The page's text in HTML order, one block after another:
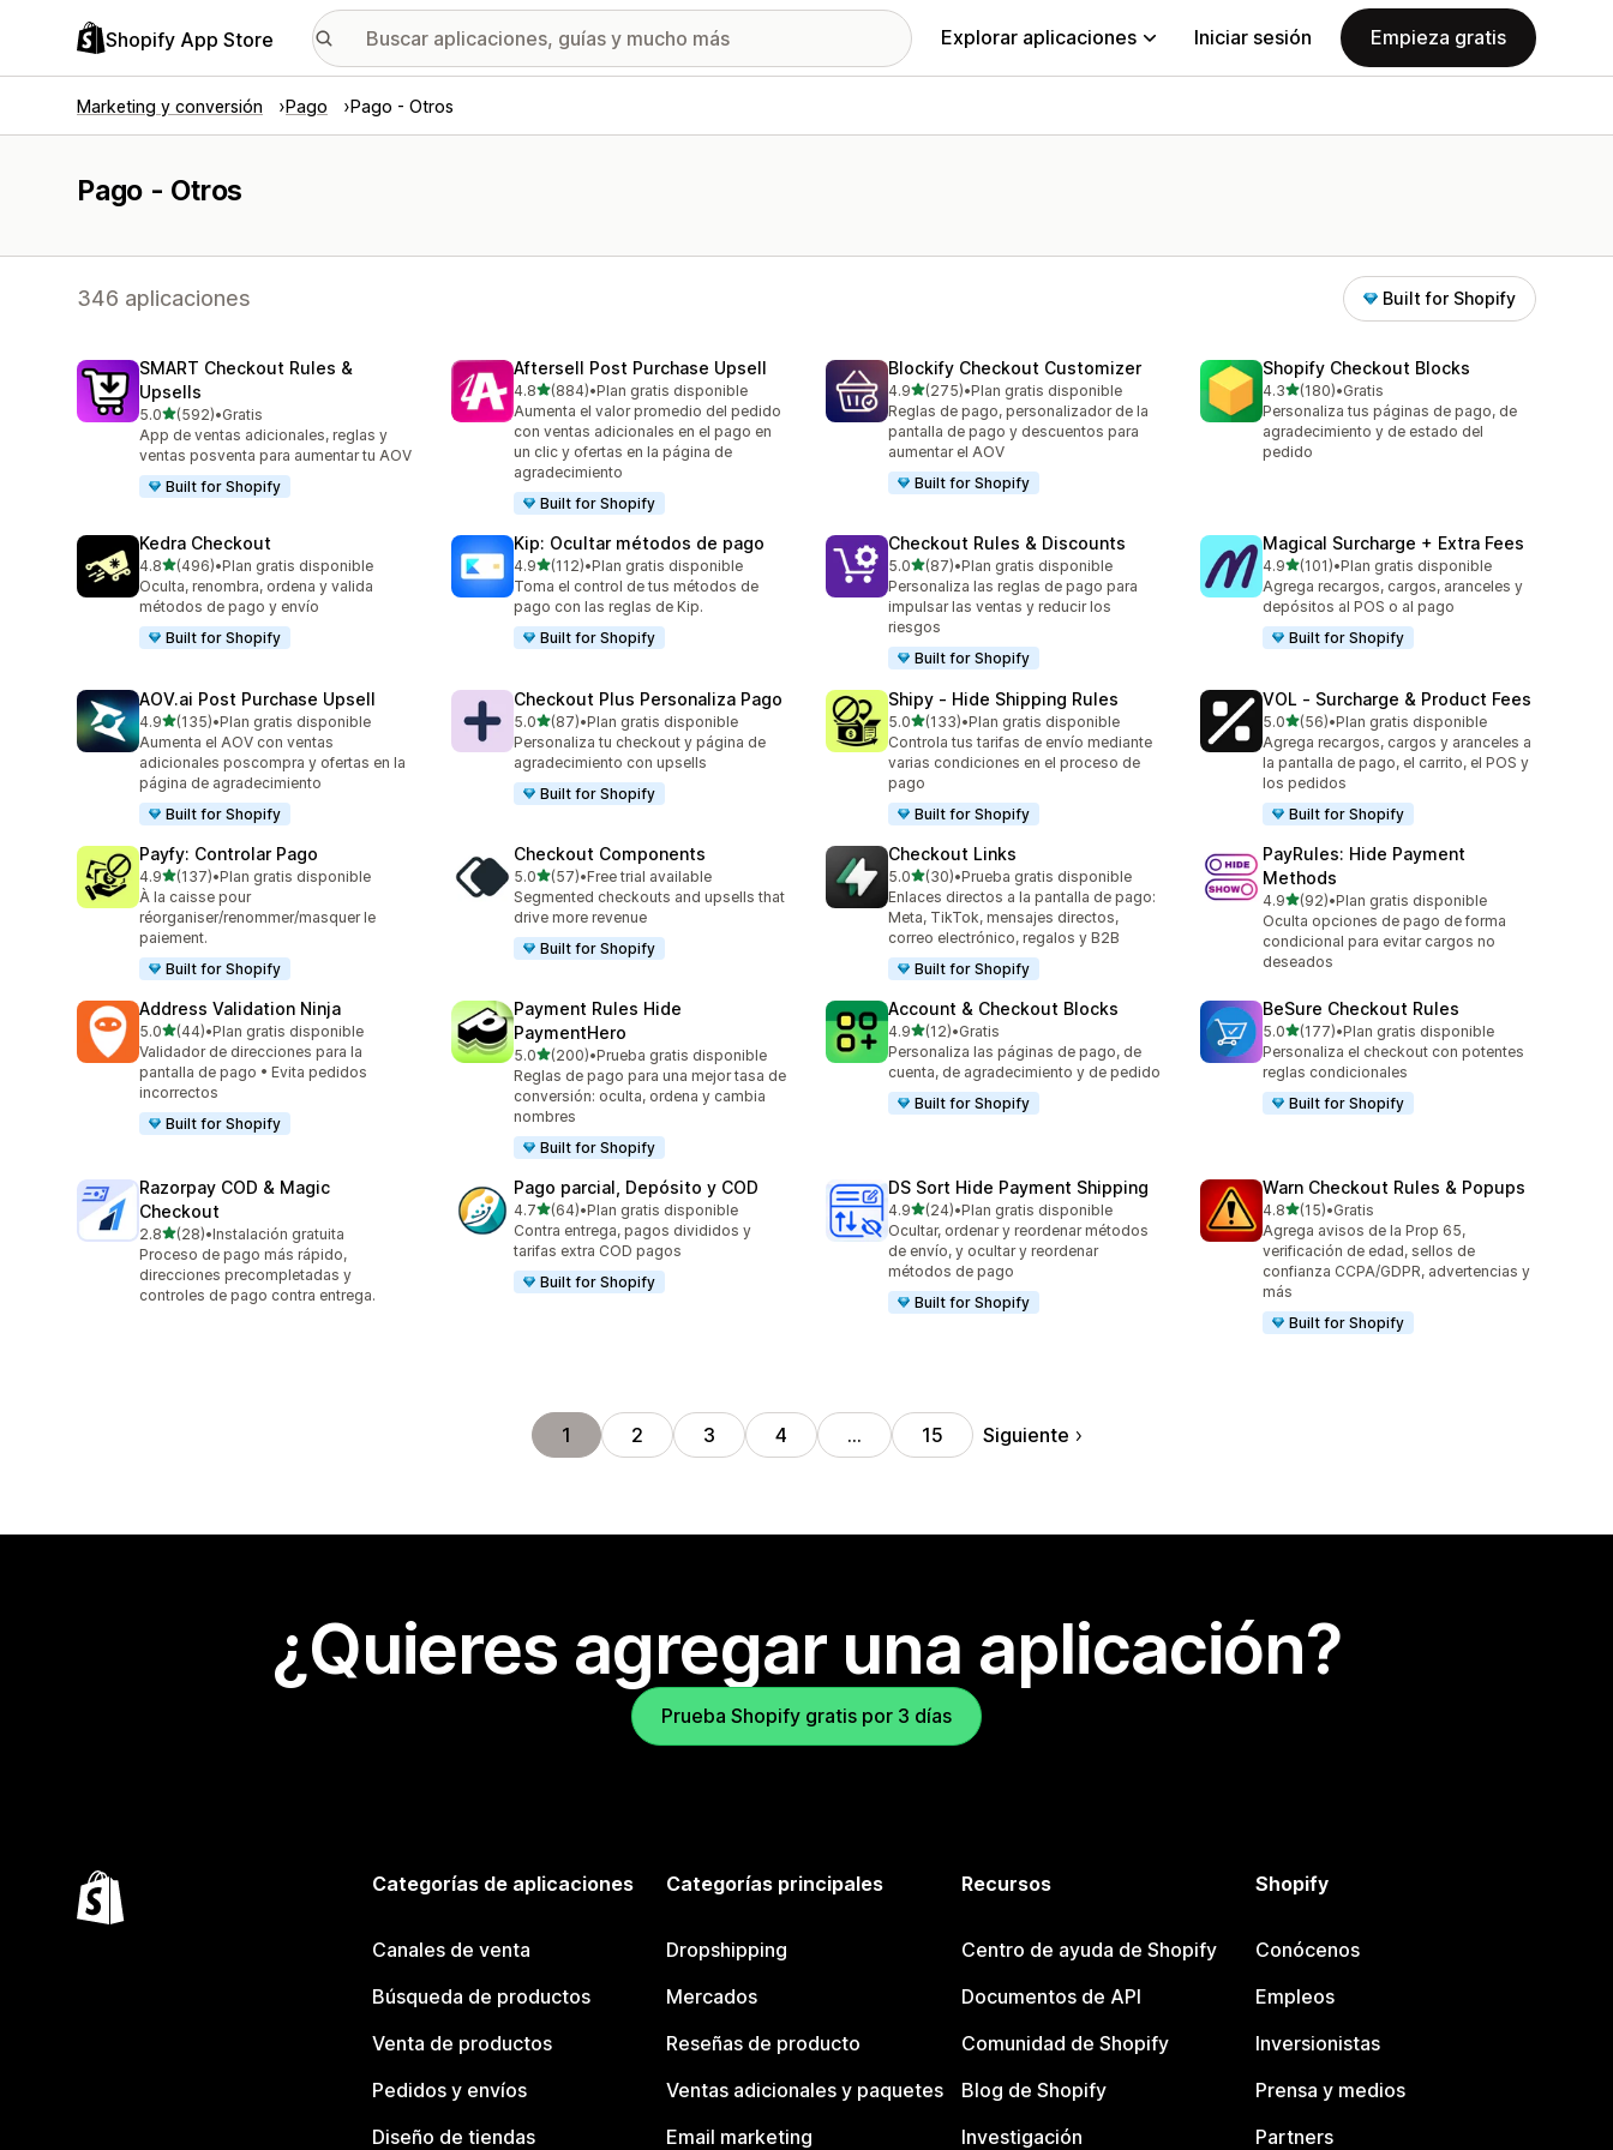
Shopify App Store Explorar aplicaciones Iniciar sesión Empieza gratis
Marketing y conversión Pago Pago - Otros
Pago - Otros
346 aplicaciones Built for Shopify
SMART Checkout Rules &
Upsells
5.0de 5 estrellas
(592)
592 reseñas en total
•Gratis
App de ventas adicionales, reglas y
ventas posventa para aumentar tu AOV
Built for Shopify
Aftersell Post Purchase Upsell
4.8de 5 estrellas
(884)
884 reseñas en total
•Plan gratis disponible
Aumenta el valor promedio del pedido
con ventas adicionales en el pago en
un clic y ofertas en la página de
agradecimiento
Built for Shopify
Blockify Checkout Customizer
4.9de 5 estrellas
(275)
275 reseñas en total
•Plan gratis disponible
Reglas de pago, personalizador de la
pantalla de pago y descuentos para
aumentar el AOV
Built for Shopify
Shopify Checkout Blocks
4.3de 5 estrellas
(180)
180 reseñas en total
•Gratis
Personaliza tus páginas de pago, de
agradecimiento y de estado del
pedido
Kedra Checkout
4.8de 5 estrellas
(496)
496 reseñas en total
•Plan gratis disponible
Oculta, renombra, ordena y valida
métodos de pago y envío
Built for Shopify
Kip: Ocultar métodos de pago
4.9de 5 estrellas
(112)
112 reseñas en total
•Plan gratis disponible
Toma el control de tus métodos de
pago con las reglas de Kip.
Built for Shopify
Checkout Rules & Discounts
5.0de 5 estrellas
(87)
87 reseñas en total
•Plan gratis disponible
Personaliza las reglas de pago para
impulsar las ventas y reducir los
riesgos
Built for Shopify
Magical Surcharge + Extra Fees
4.9de 5 estrellas
(101)
101 reseñas en total
•Plan gratis disponible
Agrega recargos, cargos, aranceles y
depósitos al POS o al pago
Built for Shopify
AOV.ai Post Purchase Upsell
4.9de 5 estrellas
(135)
135 reseñas en total
•Plan gratis disponible
Aumenta el AOV con ventas
adicionales poscompra y ofertas en la
página de agradecimiento
Built for Shopify
Checkout Plus Personaliza Pago
5.0de 5 estrellas
(87)
87 reseñas en total
•Plan gratis disponible
Personaliza tu checkout y página de
agradecimiento con upsells
Built for Shopify
Shipy ‑ Hide Shipping Rules
5.0de 5 estrellas
(133)
133 reseñas en total
•Plan gratis disponible
Controla tus tarifas de envío mediante
varias condiciones en el proceso de
pago
Built for Shopify
VOL ‑ Surcharge & Product Fees
5.0de 5 estrellas
(56)
56 reseñas en total
•Plan gratis disponible
Agrega recargos, cargos y aranceles a
la pantalla de pago, el carrito, el POS y
los pedidos
Built for Shopify
Payfy: Controlar Pago
4.9de 5 estrellas
(137)
137 reseñas en total
•Plan gratis disponible
À la caisse pour
réorganiser/renommer/masquer le
paiement.
Built for Shopify
Checkout Components
5.0de 5 estrellas
(57)
57 reseñas en total
•Free trial available
Segmented checkouts and upsells that
drive more revenue
Built for Shopify
Checkout Links
5.0de 5 estrellas
(30)
30 reseñas en total
•Prueba gratis disponible
Enlaces directos a la pantalla de pago:
Meta, TikTok, mensajes directos,
correo electrónico, regalos y B2B
Built for Shopify
PayRules: Hide Payment
Methods
4.9de 5 estrellas
(92)
92 reseñas en total
•Plan gratis disponible
Oculta opciones de pago de forma
condicional para evitar cargos no
deseados
Address Validation Ninja
5.0de 5 estrellas
(44)
44 reseñas en total
•Plan gratis disponible
Validador de direcciones para la
pantalla de pago • Evita pedidos
incorrectos
Built for Shopify
Payment Rules Hide
PaymentHero
5.0de 5 estrellas
(200)
200 reseñas en total
•Prueba gratis disponible
Reglas de pago para una mejor tasa de
conversión: oculta, ordena y cambia
nombres
Built for Shopify
Account & Checkout Blocks
4.9de 5 estrellas
(12)
12 reseñas en total
•Gratis
Personaliza las páginas de pago, de
cuenta, de agradecimiento y de pedido
Built for Shopify
BeSure Checkout Rules
5.0de 5 estrellas
(177)
177 reseñas en total
•Plan gratis disponible
Personaliza el checkout con potentes
reglas condicionales
Built for Shopify
Razorpay COD & Magic
Checkout
2.8de 5 estrellas
(28)
28 reseñas en total
•Instalación gratuita
Proceso de pago más rápido,
direcciones precompletadas y
controles de pago contra entrega.
Pago parcial, Depósito y COD
4.7de 5 estrellas
(64)
64 reseñas en total
•Plan gratis disponible
Contra entrega, pagos divididos y
tarifas extra COD pagos
Built for Shopify
DS Sort Hide Payment Shipping
4.9de 5 estrellas
(24)
24 reseñas en total
•Plan gratis disponible
Ocultar, ordenar y reordenar métodos
de envío, y ocultar y reordenar
métodos de pago
Built for Shopify
Warn Checkout Rules & Popups
4.8de 5 estrellas
(15)
15 reseñas en total
•Gratis
Agrega avisos de la Prop 65,
verificación de edad, sellos de
confianza CCPA/GDPR, advertencias y
más
Built for Shopify
1 2 3 4 … 15 Siguiente
¿Quieres agregar una aplicación?
Prueba Shopify gratis por 3 días
Categorías de aplicaciones
Canales de venta
Búsqueda de productos
Venta de productos
Pedidos y envíos
Diseño de tiendas
Categorías principales
Dropshipping
Mercados
Reseñas de producto
Ventas adicionales y paquetes
Email marketing
Recursos
Centro de ayuda de Shopify
Documentos de API
Comunidad de Shopify
Blog de Shopify
Investigación
Shopify
Conócenos
Empleos
Inversionistas
Prensa y medios
Partners